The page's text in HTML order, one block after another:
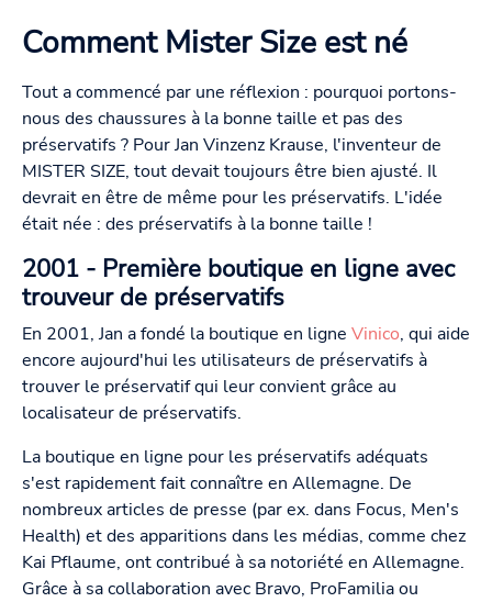
Comment Mister Size est né
Tout a commencé par une réflexion : pourquoi portons-
nous des chaussures à la bonne taille et pas des
préservatifs ? Pour Jan Vinzenz Krause, l'inventeur de
MISTER SIZE, tout devait toujours être bien ajusté. Il
devrait en être de même pour les préservatifs. L'idée
était née : des préservatifs à la bonne taille !
2001 - Première boutique en ligne avec
trouveur de préservatifs
En 2001, Jan a fondé la boutique en ligne Vinico, qui aide
encore aujourd'hui les utilisateurs de préservatifs à
trouver le préservatif qui leur convient grâce au
localisateur de préservatifs.
La boutique en ligne pour les préservatifs adéquats
s'est rapidement fait connaître en Allemagne. De
nombreux articles de presse (par ex. dans Focus, Men's
Health) et des apparitions dans les médias, comme chez
Kai Pflaume, ont contribué à sa notoriété en Allemagne.
Grâce à sa collaboration avec Bravo, ProFamilia ou